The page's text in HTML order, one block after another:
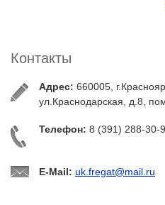
Контакты
Адрес: 660005,
ул.Краснодарская, д.8,
Телефон: 8 (391) 288-30-
E-Mail: uk.fregat@mail.ru